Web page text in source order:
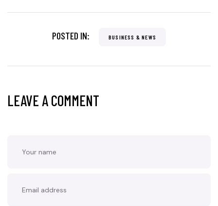
POSTED IN: BUSINESS & NEWS
LEAVE A COMMENT